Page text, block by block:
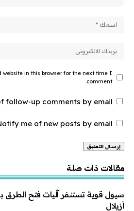
website in this browser for the next time I
comment.
follow-up comments by email.
me of new posts by email.
مقالات ذات صلة
سيول قوية تستنفر آليات فتح الطرق
أزيلال